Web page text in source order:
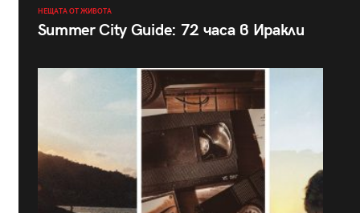
НЕЩАТА ОТ ЖИВОТА
Summer City Guide: 72 часа в Иракли